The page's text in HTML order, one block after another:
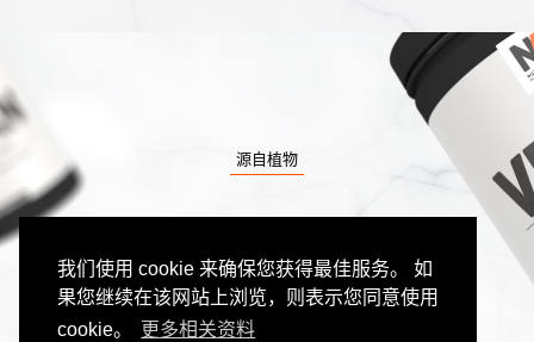
我们使用 cookie 来确保您获得最佳服务。 如
果您继续在该网站上浏览，则表示您同意使用
cookie。
更多相关资料
源自植物
素食主义者 & 纯素食者
NA®产品为素食主义运动员或纯素食运动员提供了高效